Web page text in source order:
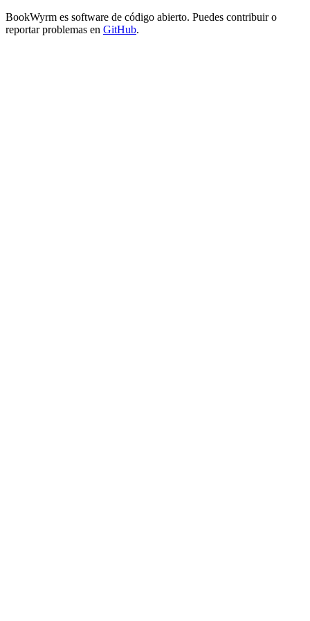
BookWyrm es software de código abierto. Puedes contribuir o
reportar problemas en GitHub.